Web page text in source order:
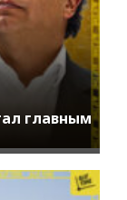
главным